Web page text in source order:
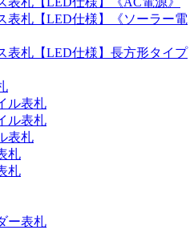
表札【LED仕様】《ソーラー電
表札【LED仕様】長方形タイプ
ル表札
ル表札
表札
札
札
ー表札